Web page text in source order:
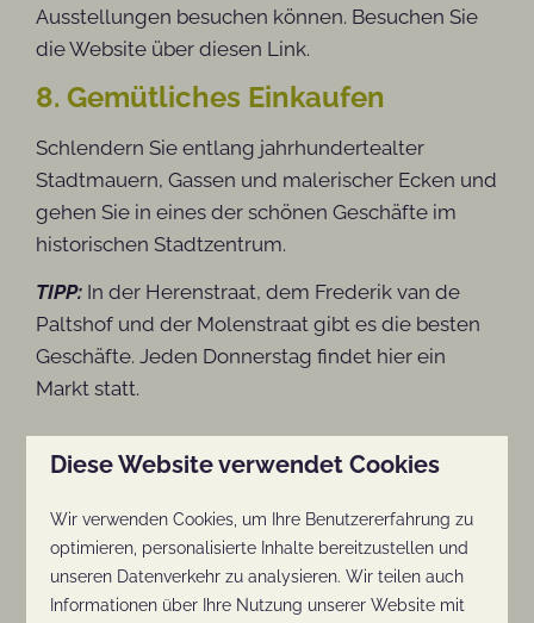
Ausstellungen besuchen können. Besuchen Sie
die Website über diesen Link.
8. Gemütliches Einkaufen
Schlendern Sie entlang jahrhundertealter
Stadtmauern, Gassen und malerischer Ecken und
gehen Sie in eines der schönen Geschäfte im
historischen Stadtzentrum.
TIPP: In der Herenstraat, dem Frederik van de
Paltshof und der Molenstraat gibt es die besten
Geschäfte. Jeden Donnerstag findet hier ein
Markt statt.
9. Rhenen schmecken
Vom gemütlichen Beisammensein bis zum
üppigen Abendessen - an kulinarischen
Köstlichkeiten mangelt es in Rhenen nicht. Es
gibt Dutzende von Restaurants für
Diese Website verwendet Cookies
Wir verwenden Cookies, um Ihre Benutzererfahrung zu
optimieren, personalisierte Inhalte bereitzustellen und
unseren Datenverkehr zu analysieren. Wir teilen auch
Informationen über Ihre Nutzung unserer Website mit